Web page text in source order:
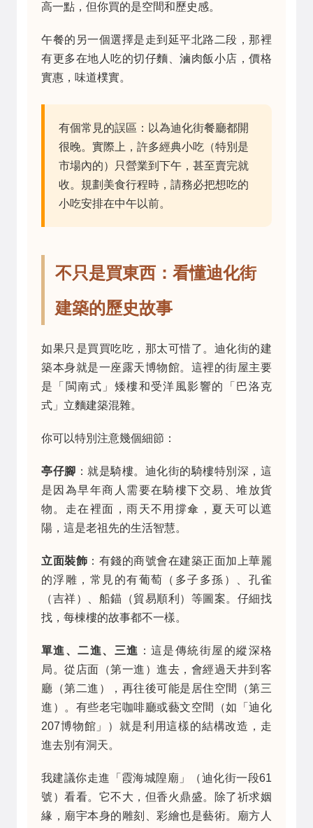
高一點，但你買的是空間和歷史感。
午餐的另一個選擇是走到延平北路二段，那裡
有更多在地人吃的切仔麵、滷肉飯小店，價格
實惠，味道樸實。
有個常見的誤區：以為迪化街餐廳都開
很晚。實際上，許多經典小吃（特別是
市場內的）只營業到下午，甚至賣完就
收。規劃美食行程時，請務必把想吃的
小吃安排在中午以前。
不只是買東西：看懂迪化街
建築的歷史故事
如果只是買買吃吃，那太可惜了。迪化街的建
築本身就是一座露天博物館。這裡的街屋主要
是「閩南式」矮樓和受洋風影響的「巴洛克
式」立麵建築混雜。
你可以特別注意幾個細節：
亭仔腳 ：就是騎樓。迪化街的騎樓特別深，這
是因為早年商人需要在騎樓下交易、堆放貨
物。走在裡面，雨天不用撐傘，夏天可以遮
陽，這是老祖先的生活智慧。
立面裝飾 ：有錢的商號會在建築正面加上華麗
的浮雕，常見的有葡萄（多子多孫）、孔雀
（吉祥）、船錨（貿易順利）等圖案。仔細找
找，每棟樓的故事都不一樣。
單進、二進、三進 ：這是傳統街屋的縱深格
局。從店面（第一進）進去，會經過天井到客
廳（第二進），再往後可能是居住空間（第三
進）。有些老宅咖啡廳或藝文空間（如「迪化
207博物館」）就是利用這樣的結構改造，走
進去別有洞天。
我建議你走進「霞海城隍廟」（迪化街一段61
號）看看。它不大，但香火鼎盛。除了祈求姻
緣，廟宇本身的雕刻、彩繪也是藝術。廟方人